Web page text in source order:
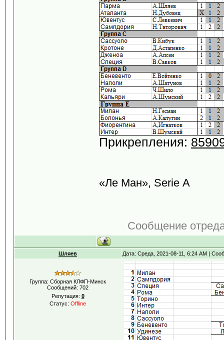
Прикрепления:
«Ле Ман», Serie А
Сообщение
Шляев Дата: Среда, 2021-08-11, 6:24 AM |
Группа: Сборная КЛФП-Минск
Сообщений: 702
Репутация: 0
Статус: Offline